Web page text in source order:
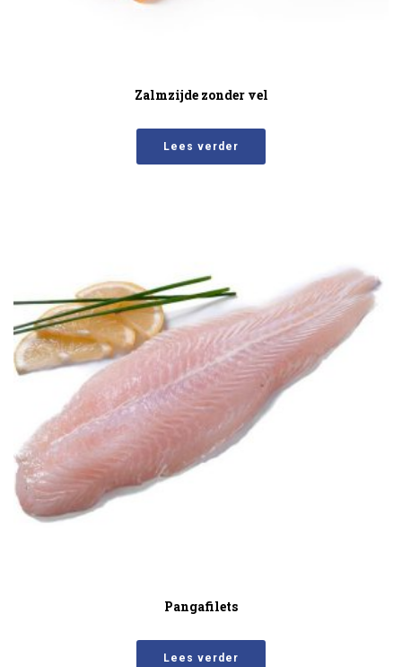
Zalmzijde zonder vel
Lees verder
Pangafilets
Lees verder